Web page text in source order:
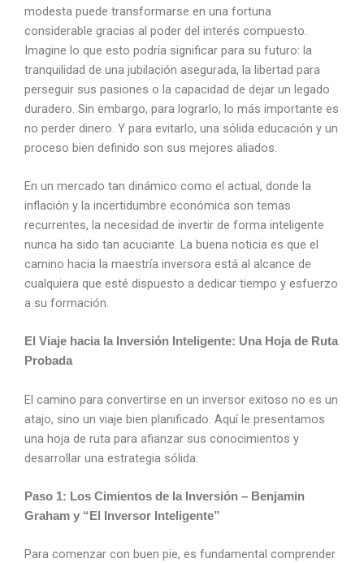
modesta puede transformarse en una fortuna
considerable gracias al poder del interés compuesto.
Imagine lo que esto podría significar para su futuro: la
tranquilidad de una jubilación asegurada, la libertad para
perseguir sus pasiones o la capacidad de dejar un legado
duradero. Sin embargo, para lograrlo, lo más importante es
no perder dinero. Y para evitarlo, una sólida educación y un
proceso bien definido son sus mejores aliados.
En un mercado tan dinámico como el actual, donde la
inflación y la incertidumbre económica son temas
recurrentes, la necesidad de invertir de forma inteligente
nunca ha sido tan acuciante. La buena noticia es que el
camino hacia la maestría inversora está al alcance de
cualquiera que esté dispuesto a dedicar tiempo y esfuerzo
a su formación.
El Viaje hacia la Inversión Inteligente: Una Hoja de Ruta
Probada
El camino para convertirse en un inversor exitoso no es un
atajo, sino un viaje bien planificado. Aquí le presentamos
una hoja de ruta para afianzar sus conocimientos y
desarrollar una estrategia sólida:
Paso 1: Los Cimientos de la Inversión – Benjamin
Graham y “El Inversor Inteligente”
Para comenzar con buen pie, es fundamental comprender